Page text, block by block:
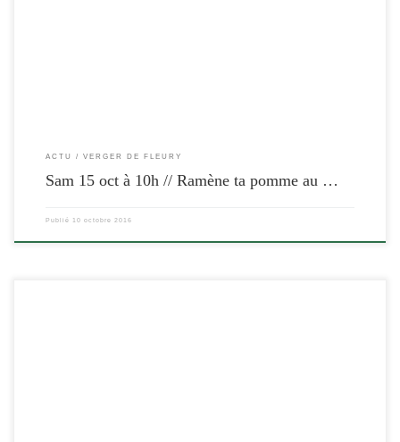
ACTU VERGER DE FLEURY
Sam 15 oct à 10h // Ramène ta pomme au …
Publié 10 octobre 2016